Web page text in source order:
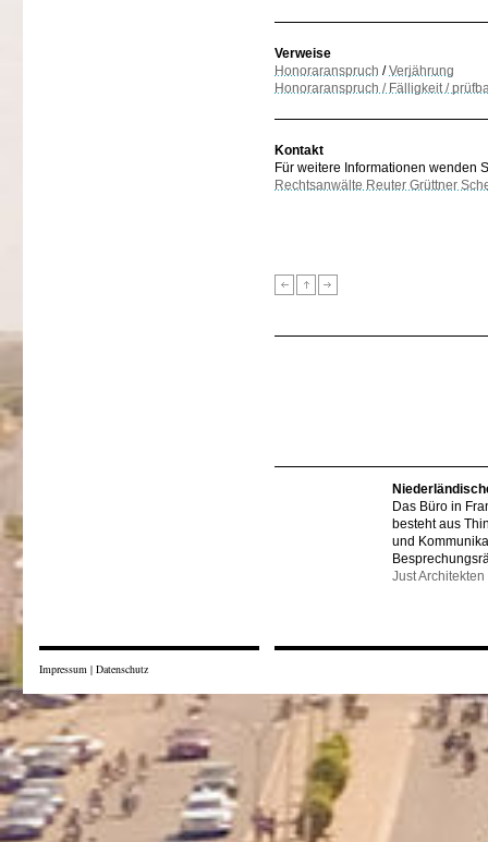
Verweise
Honoraranspruch /Verjährung
Honoraranspruch / Fälligkeit /
Kontakt
Für weitere Informationen wenden
Rechtsanwälte Reuter Grüttner
Das Büro in
besteht aus
und
Just Architekten
Impressum | Datenschutz